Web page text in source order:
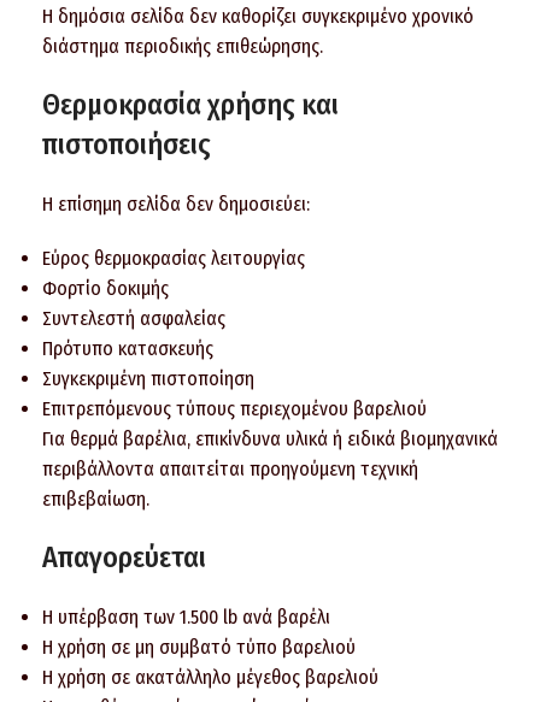
Η δημόσια σελίδα δεν καθορίζει συγκεκριμένο χρονικό
διάστημα περιοδικής επιθεώρησης.
Θερμοκρασία χρήσης και
πιστοποιήσεις
Η επίσημη σελίδα δεν δημοσιεύει:
Εύρος θερμοκρασίας λειτουργίας
Φορτίο δοκιμής
Συντελεστή ασφαλείας
Πρότυπο κατασκευής
Συγκεκριμένη πιστοποίηση
Επιτρεπόμενους τύπους περιεχομένου βαρελιού
Για θερμά βαρέλια, επικίνδυνα υλικά ή ειδικά βιομηχανικά
περιβάλλοντα απαιτείται προηγούμενη τεχνική
επιβεβαίωση.
Απαγορεύεται
Η υπέρβαση των 1.500 lb ανά βαρέλι
Η χρήση σε μη συμβατό τύπο βαρελιού
Η χρήση σε ακατάλληλο μέγεθος βαρελιού